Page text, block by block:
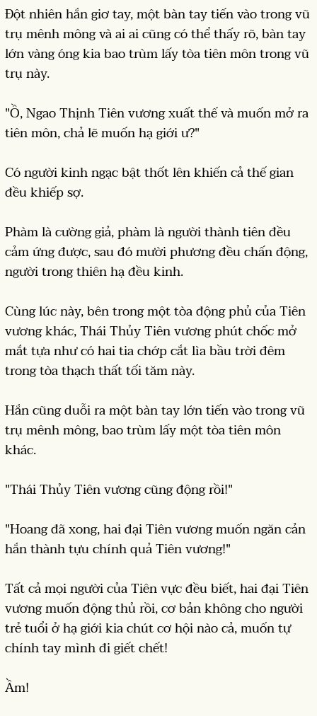
Đột nhiên hắn giơ tay, một bàn tay tiến vào trong vũ
trụ mênh mông và ai ai cũng có thể thấy rõ, bàn tay
lớn vàng óng kia bao trùm lấy tòa tiên môn trong vũ
trụ này.
"Ồ, Ngao Thịnh Tiên vương xuất thế và muốn mở ra
tiên môn, chả lẽ muốn hạ giới ư?"
Có người kinh ngạc bật thốt lên khiến cả thế gian
đều khiếp sợ.
Phàm là cường giả, phàm là người thành tiên đều
cảm ứng được, sau đó mười phương đều chấn động,
người trong thiên hạ đều kinh.
Cùng lúc này, bên trong một tòa động phủ của Tiên
vương khác, Thái Thủy Tiên vương phút chốc mở
mắt tựa như có hai tia chớp cắt lìa bầu trời đêm
trong tòa thạch thất tối tăm này.
Hắn cũng duỗi ra một bàn tay lớn tiến vào trong vũ
trụ mênh mông, bao trùm lấy một tòa tiên môn
khác.
"Thái Thủy Tiên vương cũng động rồi!"
"Hoang đã xong, hai đại Tiên vương muốn ngăn cản
hắn thành tựu chính quả Tiên vương!"
Tất cả mọi người của Tiên vực đều biết, hai đại Tiên
vương muốn động thủ rồi, cơ bản không cho người
trẻ tuổi ở hạ giới kia chút cơ hội nào cả, muốn tự
chính tay mình đi giết chết!
Ầm!